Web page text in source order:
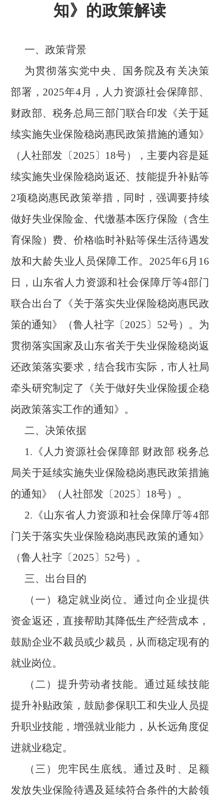
知》的政策解读
一、政策背景
为贯彻落实党中央、国务院及有关决策
部署，2025年4月，人力资源社会保障部、
财政部、税务总局三部门联合印发《关于延
续实施失业保险稳岗惠民政策措施的通知》
（人社部发〔2025〕18号），主要内容是延
续实施失业保险稳岗返还、技能提升补贴等
2项稳岗惠民政策举措，同时，强调要持续
做好失业保险金、代缴基本医疗保险（含生
育保险）费、价格临时补贴等保生活待遇发
放和大龄失业人员保障工作。2025年6月16
日，山东省人力资源和社会保障厅等4部门
联合出台了《关于落实失业保险稳岗惠民政
策的通知》（鲁人社字〔2025〕52号）。为
贯彻落实国家及山东省关于失业保险稳岗返
还政策落实要求，结合我市实际，市人社局
牵头研究制定了《关于做好失业保险援企稳
岗政策落实工作的通知》。
二、决策依据
1. 《人力资源社会保障部 财政部 税务总
局关于延续实施失业保险稳岗惠民政策措施
的通知》（人社部发〔2025〕18号）。
2. 《山东省人力资源和社会保障厅等4部
门关于落实失业保险稳岗惠民政策的通知》
（鲁人社字〔2025〕52号）。
三、出台目的
（一）稳定就业岗位。通过向企业提供
资金返还，直接帮助其降低生产经营成本，
鼓励企业不裁员或少裁员，从而稳定现有的
就业岗位。
（二）提升劳动者技能。通过延续技能
提升补贴政策，鼓励参保职工和失业人员提
升职业技能，增强就业能力，从长远角度促
进就业稳定。
（三）兜牢民生底线。通过及时、足额
发放失业保险待遇及延续符合条件的大龄领